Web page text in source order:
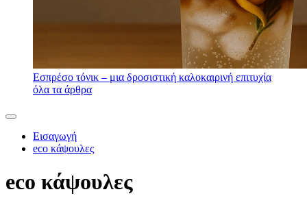
Εσπρέσο τόνικ – μια δροσιστική καλοκαιρινή επιτυχία
όλα τα άρθρα
Εισαγωγή
eco κάψουλες
eco κάψουλες